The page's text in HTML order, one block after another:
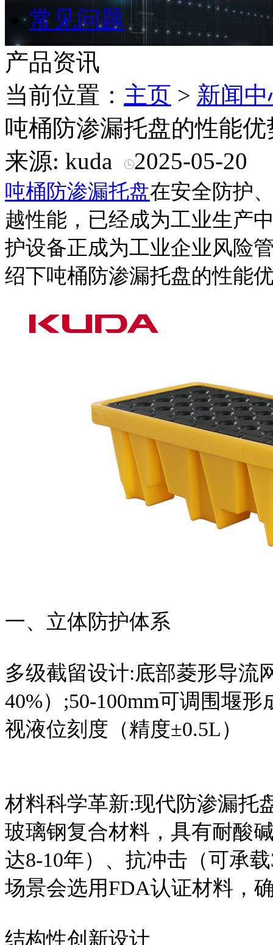
常见问题
产品资讯
当前位置： 主页 > 新闻
吨桶防渗漏托盘的性能优
来源: kuda
2025-05-20
吨桶防渗漏托盘在安全防护
越性能，已经成为工业生产
护设备正成为工业企业风险
绍下吨桶防渗漏托盘的性能
一、立体防护体系
多级截留设计:底部菱形导流
40%）;50-100mm可调围堰
视液位刻度（精度±0.5L）
材料科学革新:现代防渗漏托
玻璃钢复合材料，具有耐酸
达8-10年）、抗冲击（可承
场景会选用FDA认证材料，
结构性创新设计